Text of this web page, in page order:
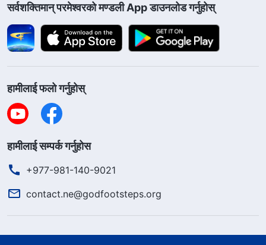
सर्वशक्तिमान्‌ परमेश्‍वरको मण्डली App डाउनलोड गर्नुहोस्
हामीलाई फलो गर्नुहोस्
हामीलाई सम्पर्क गर्नुहोस
+977-981-140-9021
contact.ne@godfootsteps.org